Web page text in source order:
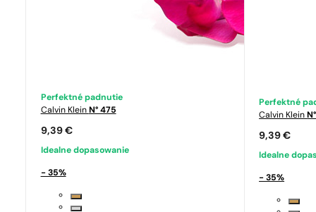
Perfektné padnutie
Calvin Klein N° 475
9,39 €
Idealne dopasowanie
- 35%
Perfektné
Calvin Klein
9,39€
Idealne
- 35%